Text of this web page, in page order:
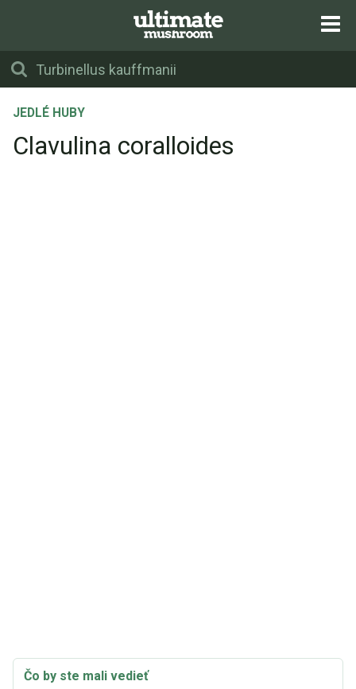
JEDLÉ HUBY
Clavulina coralloides
Čo by ste mali vedieť